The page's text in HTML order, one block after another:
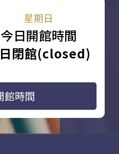
星期日
今日開館時間
閉館(closed)
館時間